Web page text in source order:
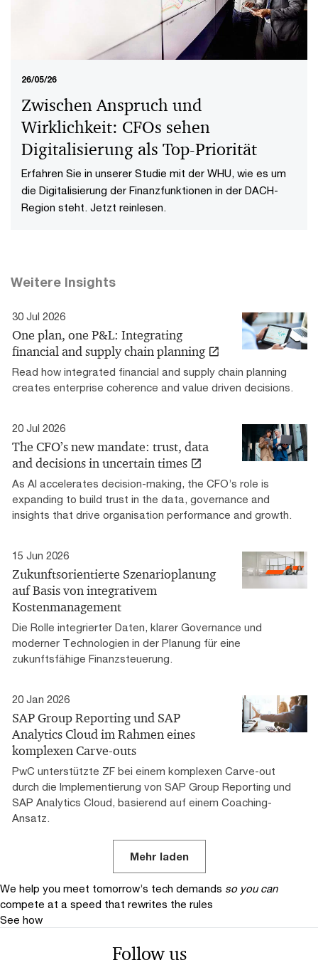
26/05/26
Zwischen Anspruch und
Wirklichkeit: CFOs sehen
Digitalisierung als Top-Priorität
Erfahren Sie in unserer Studie mit der WHU, wie es um
die Digitalisierung der Finanzfunktionen in der DACH-
Region steht. Jetzt reinlesen.
Weitere Insights
30 Jul 2026
One plan, one P&L: Integrating
financial and supply chain planning
Read how integrated financial and supply chain planning
creates enterprise coherence and value driven decisions.
20 Jul 2026
The CFO’s new mandate: trust, data
and decisions in uncertain times
As AI accelerates decision-making, the CFO’s role is
expanding to build trust in the data, governance and
insights that drive organisation performance and growth.
15 Jun 2026
Zukunftsorientierte Szenarioplanung
auf Basis von integrativem
Kostenmanagement
Die Rolle integrierter Daten, klarer Governance und
moderner Technologien in der Planung für eine
zukunftsfähige Finanzsteuerung.
20 Jan 2026
SAP Group Reporting und SAP
Analytics Cloud im Rahmen eines
komplexen Carve-outs
PwC unterstützte ZF bei einem komplexen Carve-out
durch die Implementierung von SAP Group Reporting und
SAP Analytics Cloud, basierend auf einem Coaching-
Ansatz.
Mehr laden
We help you meet tomorrow’s tech demands so you can
compete at a speed that rewrites the rules
See how
Follow us